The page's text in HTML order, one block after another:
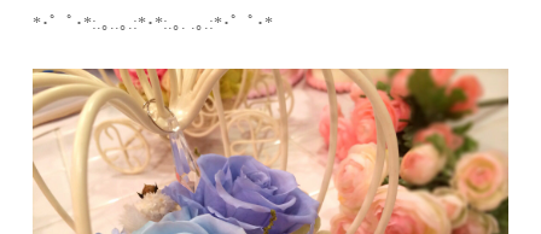
*･゜ﾟ･*:.｡..｡.:*･*:.｡. .｡.:*･゜ﾟ･*